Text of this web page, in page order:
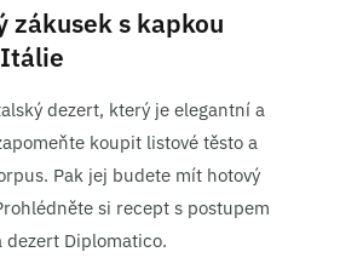
a zjišťování podvodů a
zobrazování reklamy a obsahu,
osobních údajů.
zákusek s kapkou
dezert, který je elegantní a
koupit listové těsto a
Pak jej budete mít hotový
si recept s postupem
dezert Diplomatico.